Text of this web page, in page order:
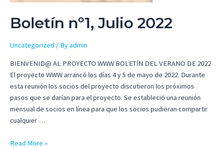
Boletín nº1, Julio 2022
Uncategorized / Byadmin
BIENVENID@ AL PROYECTO WWW BOLETÍN DEL VERANO DE 2022
El proyecto WWW arrancó los días 4 y 5 de mayo de 2022. Durante
esta reunión los socios del proyecto discutieron los próximos
pasos que se darían para el proyecto. Se estableció una reunión
mensual de socios en línea para que los socios pudieran compartir
cualquier …
Boletín
Read More »